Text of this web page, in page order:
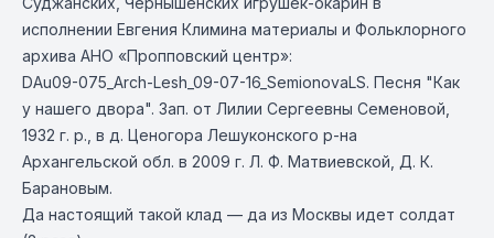
исполнении Евгения Климина материалы и Фольклорного
архива АНО «Пропповский центр»:
DAu09-075_Arch-Lesh_09-07-16_SemionovaLS. Песня "Как
у нашего двора". Зап. от Лилии Сергеевны Семеновой,
1932 г. р., в д. Ценогора Лешуконского р-на
Архангельской обл. в 2009 г. Л. Ф. Матвиевской, Д. К.
Барановым.
Да настоящий такой клад — да из Москвы идет солдат